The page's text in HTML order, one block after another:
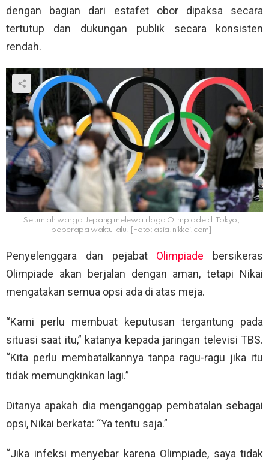
dengan bagian dari estafet obor dipaksa secara
tertutup dan dukungan publik secara konsisten
rendah.
Sejumlah warga Jepang melewati logo Olimpiade di Tokyo,
beberapa waktu lalu. [Foto: asia.nikkei.com]
Penyelenggara dan pejabat Olimpiade bersikeras
Olimpiade akan berjalan dengan aman, tetapi Nikai
mengatakan semua opsi ada di atas meja.
“Kami perlu membuat keputusan tergantung pada
situasi saat itu,” katanya kepada jaringan televisi TBS.
“Kita perlu membatalkannya tanpa ragu-ragu jika itu
tidak memungkinkan lagi.”
Ditanya apakah dia menganggap pembatalan sebagai
opsi, Nikai berkata: “Ya tentu saja.”
“Jika infeksi menyebar karena Olimpiade, saya tidak